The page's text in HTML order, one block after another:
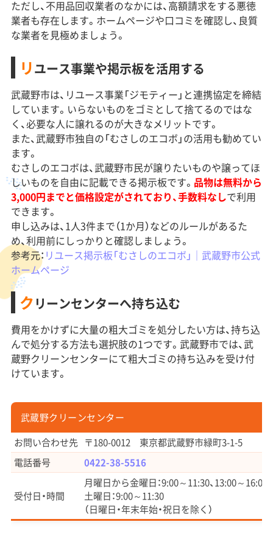
ただし、不用品回収業者のなかには、高額請求をする悪徳
業者も存在します。ホームページや口コミを確認し、良質
な業者を見極めましょう。
リユース事業や掲示板を活用する
武蔵野市は、リユース事業「ジモティー」と連携協定を締結
しています。いらないものをゴミとして捨てるのではな
く、必要な人に譲れるのが大きなメリットです。
また、武蔵野市独自の「むさしのエコボ」の活用も勧めてい
ます。
むさしのエコボは、武蔵野市民が譲りたいものや譲ってほ
しいものを自由に記載できる掲示板です。 品物は無料から
3,000円までと価格設定がされており、手数料なしで利用
できます。
申し込みは、1人3件まで（1か月）などのルールがあるた
め、利用前にしっかりと確認しましょう。
参考元： リユース掲示板「むさしのエコボ」｜武蔵野市公式
ホームページ
ク リーンセンターへ持ち込む
費用をかけずに大量の粗大ゴミを処分したい方は、持ち込
んで処分する方法も選択肢の1つです。武蔵野市では、武
蔵野クリーンセンターにて粗大ゴミの持ち込みを受け付
けています。
武蔵野クリーンセンター
お問い合わせ先 〒180-0012 東京都武蔵野市緑町3-1-5
電話番号
0422-38-5516
受付日・時間
月曜日から金曜日：9:00～11:30、13:00～16:00
土曜日：9:00～11:30
（日曜日・年末年始・祝日を除く）